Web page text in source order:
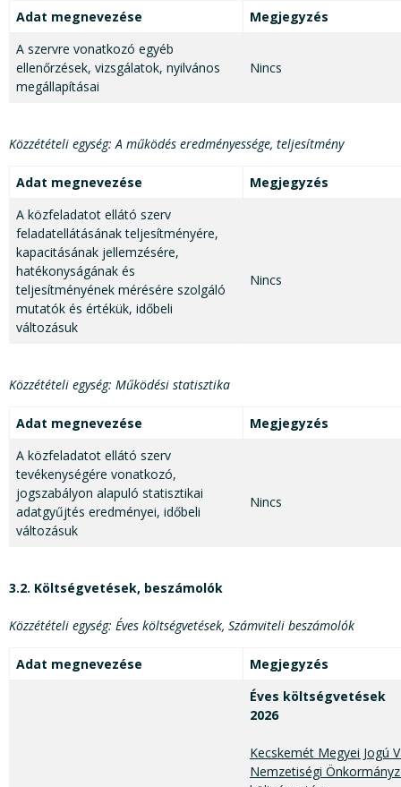
Adat megnevezése
Megjegyzés
A szervre vonatkozó egyéb
ellenőrzések, vizsgálatok, nyilvános
megállapításai
Nincs
Közzétételi egység: A működés eredményessége, teljesítmény
Adat megnevezése
Megjegyzés
A közfeladatot ellátó szerv
feladatellátásának teljesítményére,
kapacitásának jellemzésére,
hatékonyságának és
teljesítményének mérésére szolgáló
mutatók és értékük, időbeli
változásuk
Nincs
Közzétételi egység: Működési statisztika
Adat megnevezése
Megjegyzés
A közfeladatot ellátó szerv
tevékenységére vonatkozó,
jogszabályon alapuló statisztikai
adatgyűjtés eredményei, időbeli
változásuk
Nincs
3.2. Költségvetések, beszámolók
Közzétételi egység: Éves költségvetések, Számviteli beszámolók
Adat megnevezése Megjegyzés
Éves költségvetések
2026
Kecskemét Megyei Jogú
Nemzetiségi